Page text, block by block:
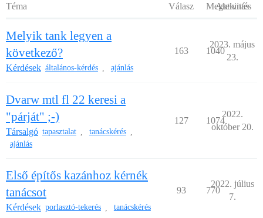
Téma Válasz Megtekintés
Aktivitás
Melyik tank legyen a
következő?
Kérdések általános-kérdés ajánlás
163 1040
2023. május
23.
Dvarw mtl fl 22 keresi a
"párját" ;-)
Társalgó tapasztalat tanácskérés
ajánlás
127 1074
2022.
október 20.
Első építős kazánhoz kérnék
tanácsot
Kérdések porlasztó-tekerés tanácskérés
93 770
2022. július
7.